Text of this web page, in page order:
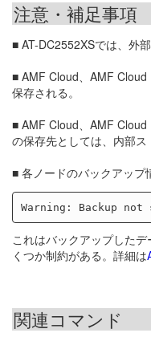
注意・補足事項
■ AT-DC2552XSでは、外
■ AMF Cloud、AMF Cloud
保存される。
■ AMF Cloud、AMF Cloud
の保存先としては、内部
■ 各ノードのバックアップ
これはバックアップした
くつか制約がある。詳細は
関連コマンド